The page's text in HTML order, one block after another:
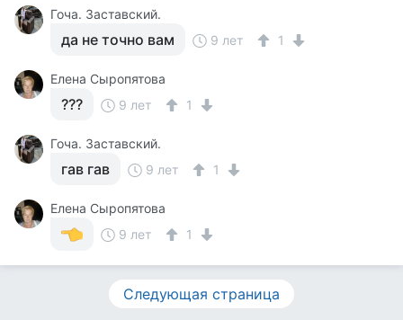
Гоча. Заставский.
да не точно вам 9 лет 1
Елена Сыропятова
??? 9 лет 1
Гоча. Заставский.
гав гав 9 лет 1
Елена Сыропятова
9 лет
1
Следующая страница